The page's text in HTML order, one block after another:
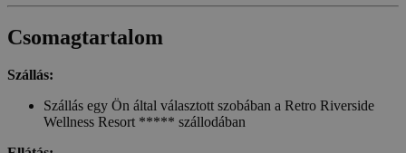
Csomagtartalom
Szállás:
Szállás egy Ön által választott szobában a Retro Riverside
Wellness Resort ***** szállodában